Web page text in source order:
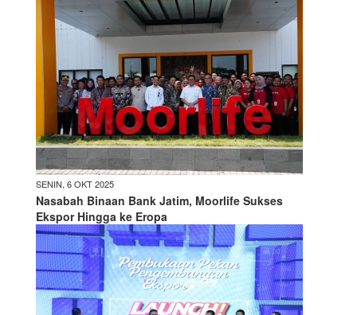
SENIN, 6 OKT 2025
Nasabah Binaan Bank Jatim, Moorlife Sukses
Ekspor Hingga ke Eropa